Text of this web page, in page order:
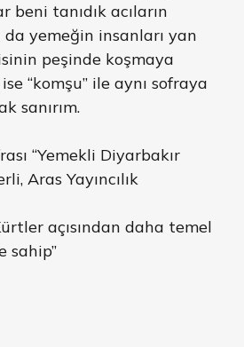
beni tanıdık acıların
da yemeğin insanları yan
peşinde koşmaya
“komşu” ile aynı sofraya
sanırım.
“Yemekli Diyarbakır
Aras Yayıncılık
açısından daha temel
sahip”